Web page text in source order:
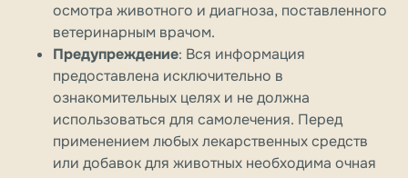
осмотра животного и диагноза, поставленного
ветеринарным врачом.
Предупреждение: Вся информация
предоставлена исключительно в
ознакомительных целях и не должна
использоваться для самолечения. Перед
применением любых лекарственных средств
или добавок для животных необходима очная